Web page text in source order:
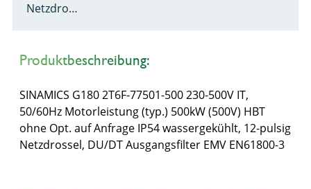
Netzdro…
Produktbeschreibung:
SINAMICS G180 2T6F-77501-500 230-500V IT,
50/60Hz Motorleistung (typ.) 500kW (500V) HBT
ohne Opt. auf Anfrage IP54 wassergekühlt, 12-pulsig
Netzdrossel, DU/DT Ausgangsfilter EMV EN61800-3